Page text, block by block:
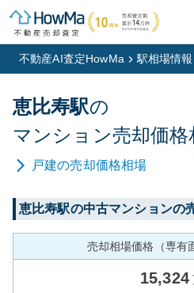
不動産AI査定HowMa 駅相場情報
恵比寿駅の
マンション売却価格
戸建の売却価格相場
恵比寿駅の中古マンションの
売却相場価格（専有
15,324